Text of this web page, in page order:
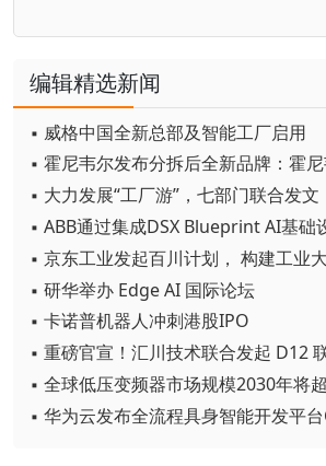
编辑精选新闻
▪ 威格中国全新总部及智能工厂启用
▪ 大力发展“工厂游”，七部门联合发文
▪ 京东工业发起百川计划， 构建工业
▪ 研华举办 Edge AI 国际论坛
▪ 卡诺普机器人冲刺港股IPO
▪ 全球低压变频器市场规模2030年将
▪ 华为云发布全流程具身智能开发平